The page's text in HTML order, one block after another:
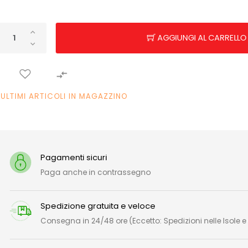
AGGIUNGI AL CARRELLO

ULTIMI ARTICOLI IN MAGAZZINO
Pagamenti sicuri
Paga anche in contrassegno
Spedizione gratuita e veloce
Consegna in 24/48 ore (Eccetto: Spedizioni nelle Isole